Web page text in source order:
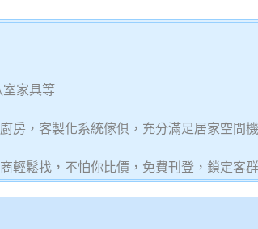
家具等
房，客製化系統傢俱，充分滿足居家空間
輕鬆找，不怕你比價，免費刊登，鎖定客群